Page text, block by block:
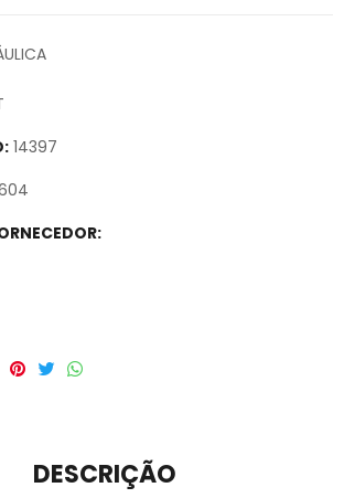
14397
manager for desktops and mobile –
DESCRIÇÃO